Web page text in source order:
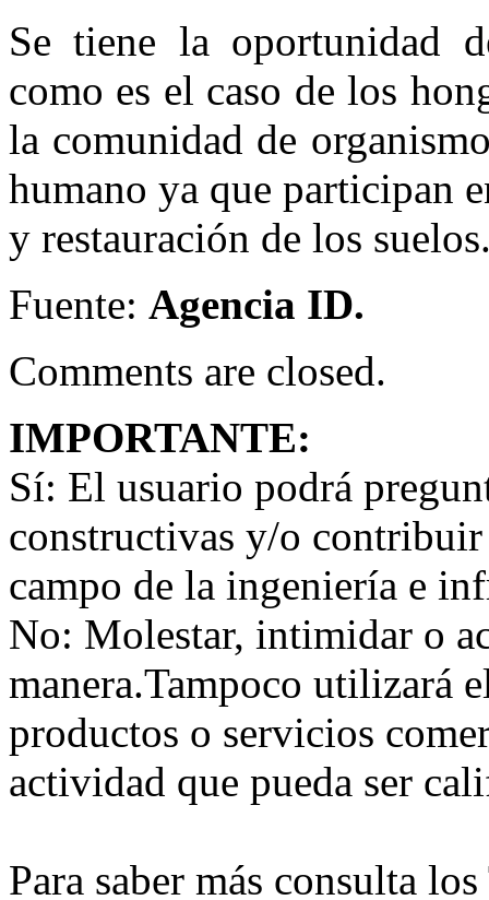
Se tiene la oportunidad
como es el caso de los
la comunidad de
humano ya que participan
y restauración de los
Fuente: Agencia ID.
Comments are closed.
IMPORTANTE:
Sí: El usuario podrá
constructivas y/o
campo de la ingeniería e
No: Molestar, intimidar o
manera.Tampoco utilizará
productos o servicios
actividad que pueda ser
Para saber más consulta